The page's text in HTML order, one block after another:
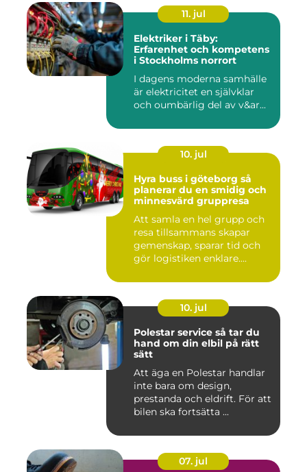
11. jul
Elektriker i Täby:
Erfarenhet och kompetens
i Stockholms norrort
I dagens moderna samhälle
är elektricitet en självklar
och oumbärlig del av v&ar...
10. jul
Hyra buss i göteborg så
planerar du en smidig och
minnesvärd gruppresa
Att samla en hel grupp och
resa tillsammans skapar
gemenskap, sparar tid och
gör logistiken enklare....
10. jul
Polestar service så tar du
hand om din elbil på rätt
sätt
Att äga en Polestar handlar
inte bara om design,
prestanda och eldrift. För att
bilen ska fortsätta ...
07. jul